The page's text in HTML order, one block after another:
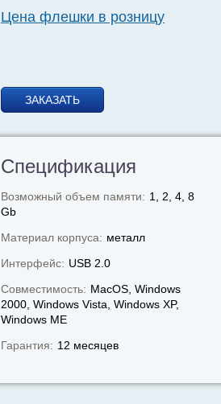
Цена флешки в розницу
ЗАКАЗАТЬ
Спецификация
Возможный объем памяти: 1, 2, 4, 8
Gb
Материал корпуса: металл
Интерфейс: USB 2.0
Совместимость: MacOS, Windows
2000, Windows Vista, Windows XP,
Windows МЕ
Гарантия: 12 месяцев